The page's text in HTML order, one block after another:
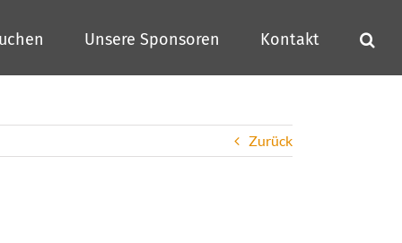
Unsere Sponsoren Kontakt
Zurück